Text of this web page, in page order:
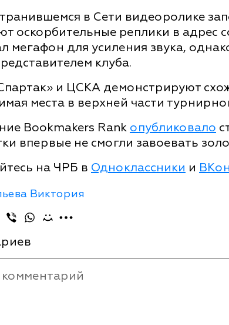
в Сети видеоролике
оскорбительные реплики в адрес
мегафон для усиления звука,
клуба.
и ЦСКА демонстрируют
места в верхней части
Bookmakers Rank опубликовало
впервые не смогли завоевать
на ЧРБ в Одноклассники и
Виктория